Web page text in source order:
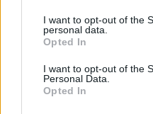
not limited to your visit or
grant or deny consent to
use your data for below
consent section.
I want to opt-out of the
personal data.
Opted In
I want to opt-out of the
Personal Data.
Opted In
soprattutto per la
punti, il giovane è
squadra con un’età
questa stagione è